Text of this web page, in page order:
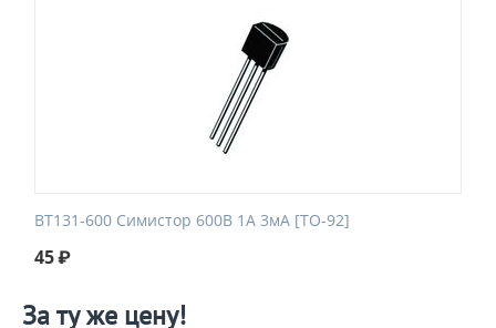
BT131-600 Симистор 600В 1А 3мА [TO-92]
45₽
За ту же цену!